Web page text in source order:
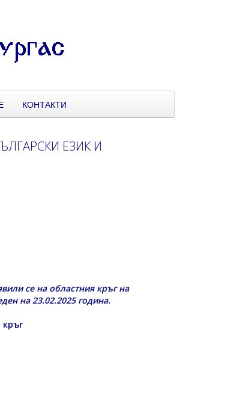
КОНТАКТИ
ЕЗИК И
се на областния кръг на
на 23.02.2025 година.
кръг